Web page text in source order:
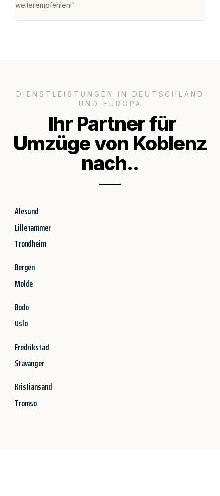
weiterempfehlen!"
DIENSTLEISTUNGEN IN DEUTSCHLAND
UND EUROPA
Ihr Partner für
Umzüge von Koblenz
nach..
Alesund
Lillehammer
Trondheim
Bergen
Molde
Bodo
Oslo
Fredrikstad
Stavanger
Kristiansand
Tromso